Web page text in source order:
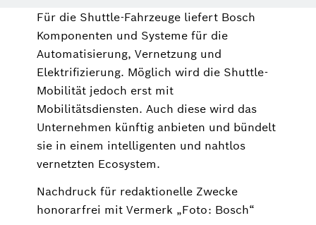
Für die Shuttle-Fahrzeuge liefert Bosch
Komponenten und Systeme für die
Automatisierung, Vernetzung und
Elektrifizierung. Möglich wird die Shuttle-
Mobilität jedoch erst mit
Mobilitätsdiensten. Auch diese wird das
Unternehmen künftig anbieten und bündelt
sie in einem intelligenten und nahtlos
vernetzten Ecosystem.
Nachdruck für redaktionelle Zwecke
honorarfrei mit Vermerk „Foto: Bosch“